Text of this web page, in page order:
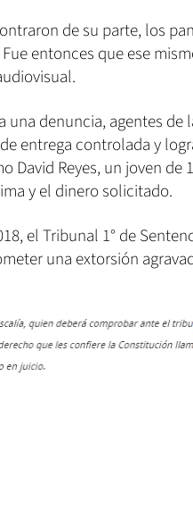
de su parte, los
entonces que ese
una denuncia, agentes de
entrega controlada y
Reyes, un joven de
y el dinero solicitado.
el Tribunal 1° de
una extorsión